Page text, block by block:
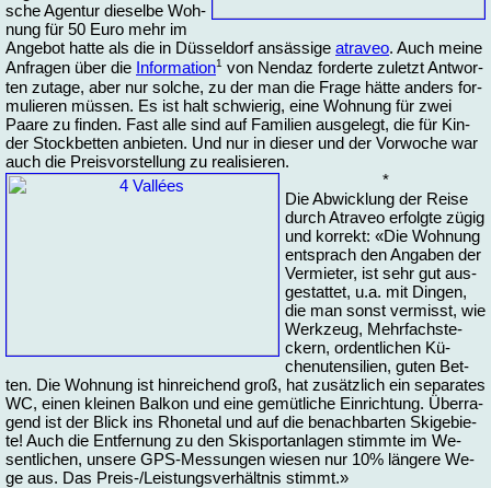
sche Agen­tur die­sel­be Woh­
nung für 50 Eu­ro mehr im
An­ge­bot hat­te als die in Düs­sel­dorf an­säs­si­ge a­tra­veo. Auch mei­ne
An­fra­gen über die In­for­ma­tion1 von Nen­daz for­der­te zu­letzt Ant­wor­
ten zu­ta­ge, aber nur sol­che, zu der man die Fra­ge hät­te an­ders for­
mu­lie­ren müs­sen. Es ist halt schwie­rig, ei­ne Woh­nung für zwei
Paa­re zu fin­den. Fast al­le sind auf Fa­mi­li­en aus­ge­legt, die für Kin­
der Stock­bet­ten an­bie­ten. Und nur in die­ser und der Vor­wo­che war
auch die Preis­vor­stel­lung zu rea­li­sie­ren.
*
Die Ab­wick­lung der Rei­se
durch Atra­veo er­folg­te zü­gig
und kor­rekt: «Die Woh­nung
ent­sprach den An­ga­ben der
Ver­mie­ter, ist sehr gut aus­
ge­stat­tet, u.a. mit Din­gen,
die man sonst ver­misst, wie
Werk­zeug, Mehr­fach­ste­
ckern, or­dent­li­chen Kü­
chenu­ten­si­li­en, gu­ten Bet­
ten. Die Woh­nung ist hin­rei­chend groß, hat zu­sätz­lich ein se­pa­ra­tes
WC, ei­nen klei­nen Bal­kon und ei­ne ge­müt­li­che Ein­rich­tung. Über­ra­
gend ist der Blick ins Rho­ne­tal und auf die be­nach­bar­ten Ski­ge­bie­
te! Auch die Ent­fer­nung zu den Ski­sport­an­la­gen stimm­te im We­
sent­li­chen, un­se­re GPS-Mes­sun­gen wie­sen nur 10% län­ge­re We­
ge aus. Das Preis-/Leis­tungs­ver­hält­nis stimmt.»